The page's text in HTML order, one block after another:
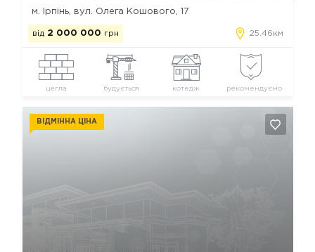
м. Ірпінь, вул. Олега Кошового, 17
від 2 000 000 грн 25.46км
цегла будується котедж рекомендуємо
ВІДМІННА ЦІНА